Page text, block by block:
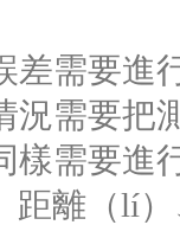
差需要進
況需要把
樣需要進
距離（lí